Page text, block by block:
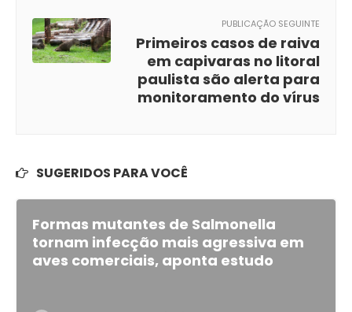
PUBLICAÇÃO SEGUINTE
Primeiros casos de raiva
em capivaras no litoral
paulista são alerta para
monitoramento do vírus
SUGERIDOS PARA VOCÊ
Formas mutantes de Salmonella
tornam infecção mais agressiva em
aves comerciais, aponta estudo